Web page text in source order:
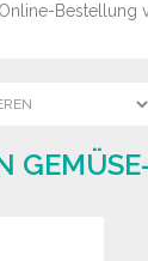
Online-Bestellung